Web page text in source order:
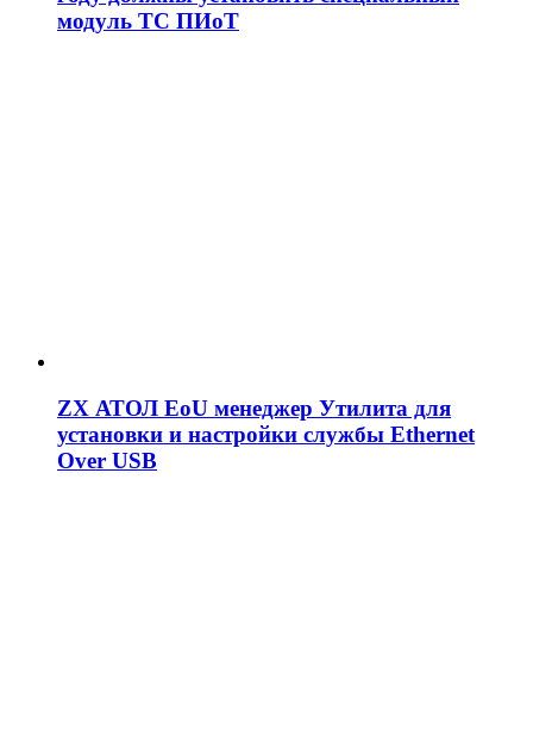
модуль ТС ПИоТ
ZX АТОЛ EoU менеджер Утилита для
установки и настройки службы Ethernet
Over USB